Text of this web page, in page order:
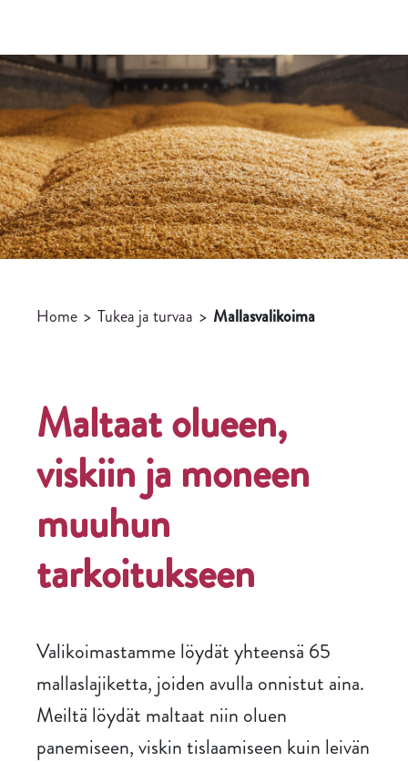
Home > Tukea ja turvaa > Mallasvalikoima
Maltaat olueen,
viskiin ja moneen
muuhun
tarkoitukseen
Valikoimastamme löydät yhteensä 65
mallaslajiketta, joiden avulla onnistut aina.
Meiltä löydät maltaat niin oluen
panemiseen, viskin tislaamiseen kuin leivän